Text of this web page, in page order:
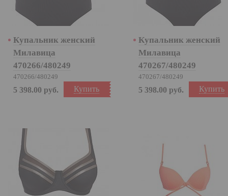
Купальник женский
Милавица
470266/480249
470266/480249
Купить
5 398.00 руб.
Купальник женский
Милавица
470267/480249
470267/480249
Купить
5 398.00 руб.